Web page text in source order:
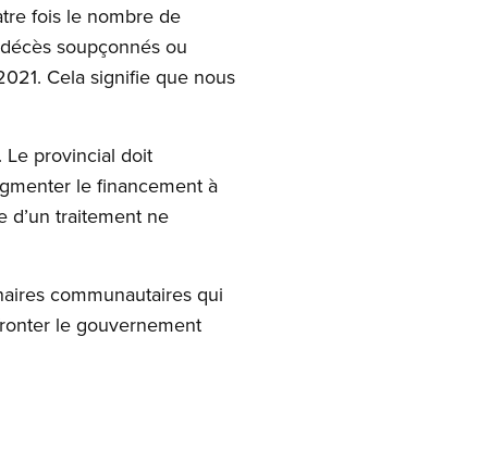
fois le nombre de
soupçonnés ou
Cela signifie que nous
Le provincial doit
le financement à
d’un traitement ne
communautaires qui
le gouvernement